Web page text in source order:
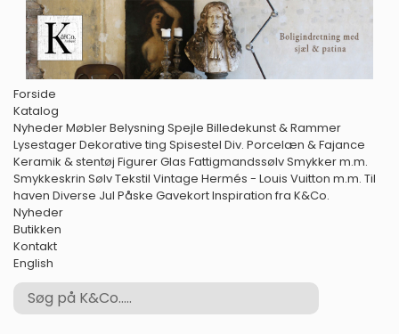
Forside
Katalog
NyhederMøblerBelysning Spejle Billedekunst & Rammer
LysestagerDekorative ting Spisestel Div. Porcelæn & Fajance
Keramik & stentøj FigurerGlas FattigmandssølvSmykker m.m.
Smykkeskrin SølvTekstil Vintage Hermés - Louis Vuitton m.m. Til
haven Diverse Jul Påske GavekortInspiration fra K&Co.
Nyheder
Butikken
Kontakt
English